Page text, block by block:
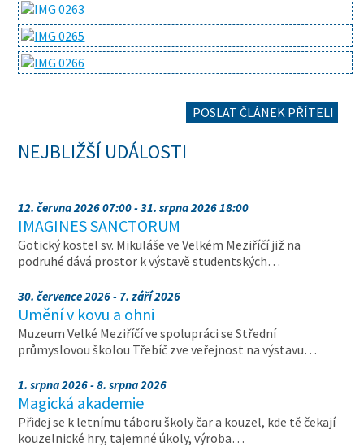
POSLAT ČLÁNEK PŘÍTELI
NEJBLIŽŠÍ UDÁLOSTI
12. června 2026 07:00 - 31. srpna 2026 18:00
IMAGINES SANCTORUM
Gotický kostel sv. Mikuláše ve Velkém Meziříčí již na
podruhé dává prostor k výstavě studentských…
30. července 2026 - 7. září 2026
Umění v kovu a ohni
Muzeum Velké Meziříčí ve spolupráci se Střední
průmyslovou školou Třebíč zve veřejnost na výstavu…
1. srpna 2026 - 8. srpna 2026
Magická akademie
Přidej se k letnímu táboru školy čar a kouzel, kde tě čekají
kouzelnické hry, tajemné úkoly, výroba…